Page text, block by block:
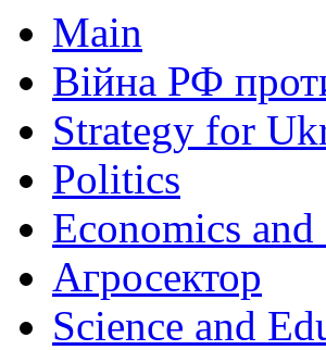
Main
Війна РФ
Strategy for
Politics
Economics and
Агросектор
Science and